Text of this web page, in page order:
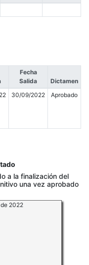
Fecha
Salida
Dictamen
30/09/2022 Aprobado
a la finalización del
una vez aprobado
2022